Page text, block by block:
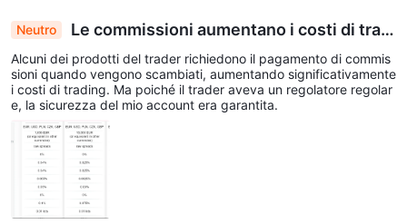
Neutro
Le commissioni aumentano i costi di tradi
ng, il regolatore garantisce la sicurezza del conto
Alcuni dei prodotti del trader richiedono il pagamento di commis
sioni quando vengono scambiati, aumentando significativamente
i costi di trading. Ma poiché il trader aveva un regolatore regolar
e, la sicurezza del mio account era garantita.